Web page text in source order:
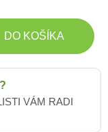
DO KOŠÍKA
VÁM RADI